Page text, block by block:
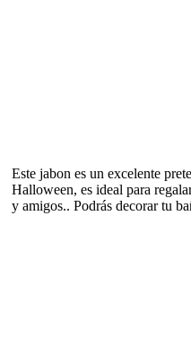
Este jabon es un excelente
Halloween, es ideal para
y amigos.. Podrás decorar tu